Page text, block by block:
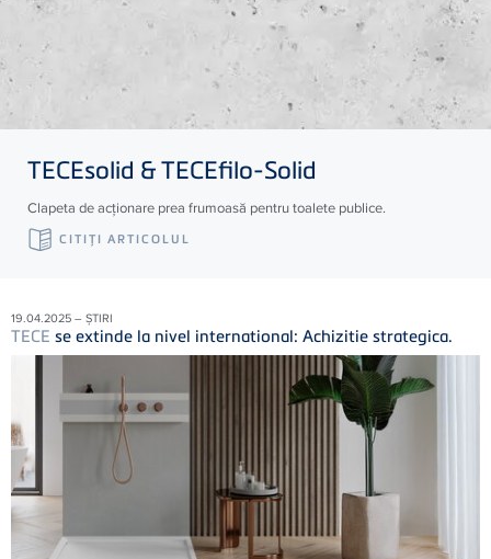
TECEsolid &TECEfilo-Solid
Clapeta de acționare prea frumoasă pentru toalete publice.
CITIŢI ARTICOLUL
19.04.2025 – ȘTIRI
TECE se extinde la nivel international: Achizitie strategica.